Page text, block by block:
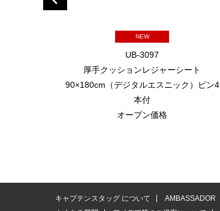
NEW
UB-3097
厚手クッションレジャーシート
90×180cm（デジタルエスニック）ピン4
本付
オープン価格
キャプテンスタッグ について AMBASSADOR